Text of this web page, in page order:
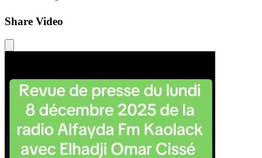
Share Video